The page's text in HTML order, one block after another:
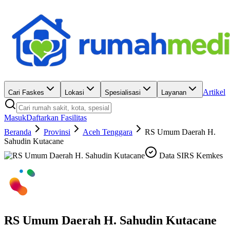
Cari Faskes Lokasi Spesialisasi Layanan Artikel
MasukDaftarkan Fasilitas
Beranda
Provinsi Aceh Tenggara
RS Umum Daerah H.
Sahudin Kutacane
Data SIRS Kemkes
RS Umum Daerah H. Sahudin Kutacane